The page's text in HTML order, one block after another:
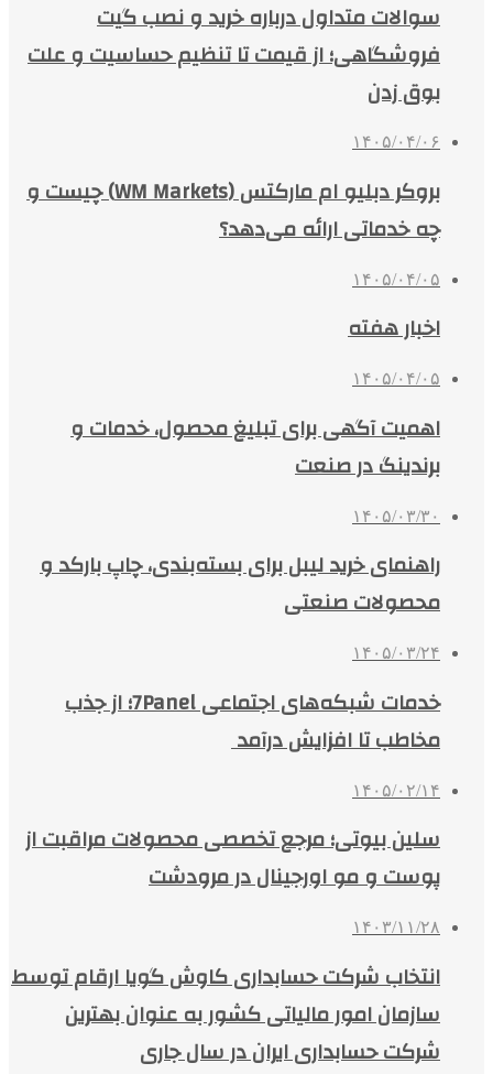
سوالات متداول درباره خرید و نصب گیت
فروشگاهی؛ از قیمت تا تنظیم حساسیت و علت
بوق زدن
۱۴۰۵/۰۴/۰۶
بروکر دبلیو ام مارکتس (WM Markets) چیست و
چه خدماتی ارائه می‌دهد؟
۱۴۰۵/۰۴/۰۵
اخبار هفته
۱۴۰۵/۰۴/۰۵
اهمیت آگهی برای تبلیغ محصول، خدمات و
برندینگ در صنعت
۱۴۰۵/۰۳/۳۰
راهنمای خرید لیبل برای بسته‌بندی، چاپ بارکد و
محصولات صنعتی
۱۴۰۵/۰۳/۲۴
خدمات شبکه‌های اجتماعی 7Panel؛ از جذب
مخاطب تا افزایش درآمد
۱۴۰۵/۰۲/۱۴
سلین بیوتی؛ مرجع تخصصی محصولات مراقبت از
پوست و مو اورجینال در مرودشت
۱۴۰۳/۱۱/۲۸
انتخاب شرکت حسابداری کاوش گویا ارقام توسط
سازمان امور مالیاتی کشور به عنوان بهترین
شرکت حسابداری ایران در سال جاری